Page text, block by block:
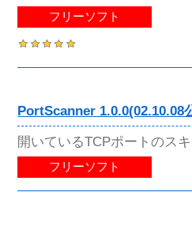
フリーソフト
PortScanner 1.0.0(02.10.08
開いているTCPポートのス
フリーソフト